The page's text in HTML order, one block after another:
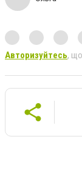
Авторизуйтесь,